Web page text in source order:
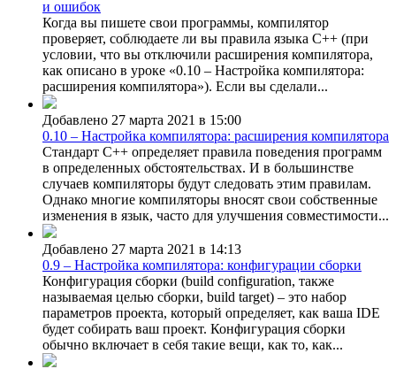
и ошибок
Когда вы пишете свои программы, компилятор
проверяет, соблюдаете ли вы правила языка C++ (при
условии, что вы отключили расширения компилятора,
как описано в уроке «0.10 – Настройка компилятора:
расширения компилятора»). Если вы сделали...
Добавлено 27 марта 2021 в 15:00
0.10 – Настройка компилятора: расширения компилятора
Стандарт C++ определяет правила поведения программ
в определенных обстоятельствах. И в большинстве
случаев компиляторы будут следовать этим правилам.
Однако многие компиляторы вносят свои собственные
изменения в язык, часто для улучшения совместимости...
Добавлено 27 марта 2021 в 14:13
0.9 – Настройка компилятора: конфигурации сборки
Конфигурация сборки (build configuration, также
называемая целью сборки, build target) – это набор
параметров проекта, который определяет, как ваша IDE
будет собирать ваш проект. Конфигурация сборки
обычно включает в себя такие вещи, как то, как...